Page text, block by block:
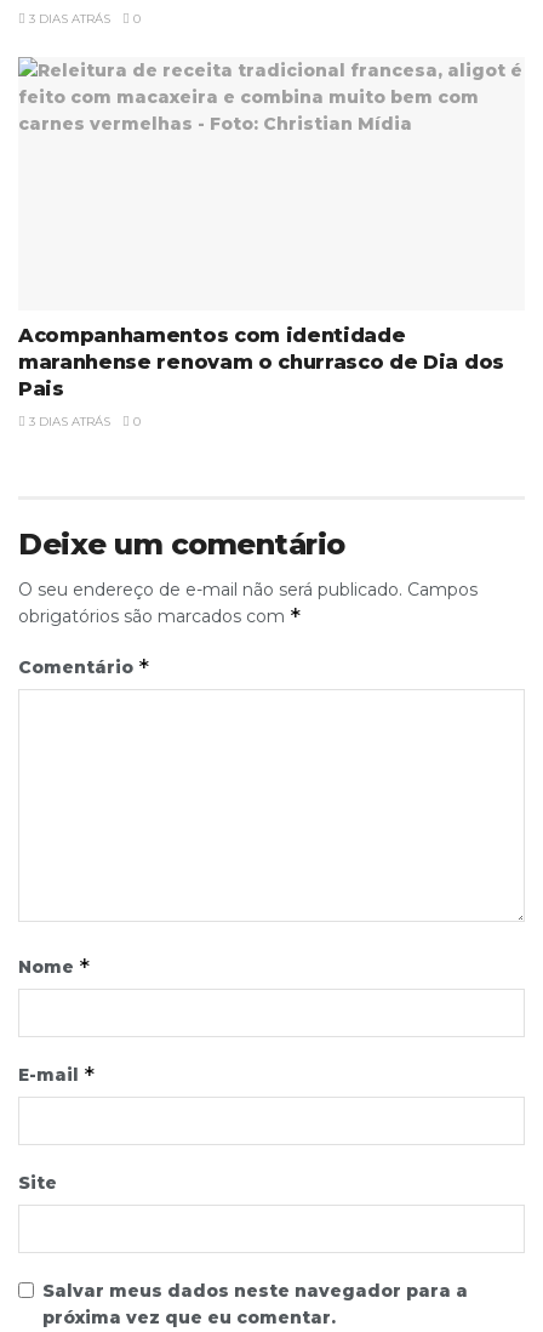
3 DIAS ATRÁS 0
Acompanhamentos com identidade
maranhense renovam o churrasco de Dia dos
Pais
3 DIAS ATRÁS 0
Deixe um comentário
O seu endereço de e-mail não será publicado. Campos
obrigatórios são marcados com *
Comentário *
Nome *
E-mail *
Site
Salvar meus dados neste navegador para a
próxima vez que eu comentar.